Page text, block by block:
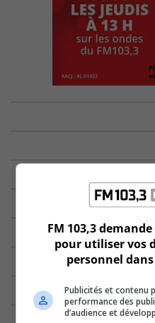
FM 103,3
pour utiliser vos
personnel
Publicités et contenu
performance des
d’audience et